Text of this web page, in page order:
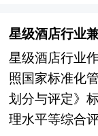
咨询公司领衔
上，主要依据
改委、国家经
国家海关总署
监测中心、中
杂志的基础信
来，让规划最
和重点项目上
界最热点的问
共同讨论的主
所走过的道路
会建设战略目
承上启下的关
意义重大、影
对“十四五”以
展成果作进一
央厨房与冷链
驱动是现代快
化烹饪设备、
了出餐效率，
实现个性化服
星级酒店行业
星级酒店行业
照国家标准化
划分与评定》
理水平等综合